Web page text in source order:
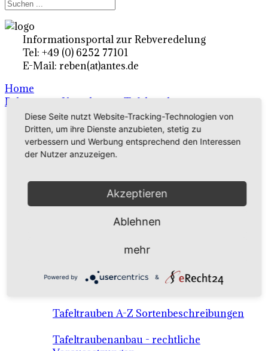
Informationsportal zur Rebveredelung
Tel: +49 (0) 6252 77101
E-Mail: reben(at)antes.de
Home
Rebsorten - Unterlagen - Tafeltrauben
Ertragsrebsorten A-Z
in Deutschland
Rebsorten international
Anbausysteme & Recht
Tafeltrauben A-Z Sortenbeschreibungen
Tafeltraubenanbau - rechtliche
Diese Seite nutzt Website-Tracking-Technologien von
Dritten, um ihre Dienste anzubieten, stetig zu
verbessern und Werbung entsprechend den Interessen
der Nutzer anzuzeigen.
Akzeptieren
Ablehnen
mehr
Powered by &